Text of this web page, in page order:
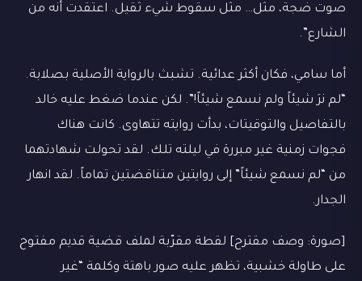
صوت ضجة، مثل… مثل سقوط شيء ثقيل. اعتقدت أنه من
الشارع”.
أما سامي، فكان أكثر عدائية. تشبث بالرواية الأصلية بصلابة.
“لم نرَ شيئاً ولم نسمع شيئاً!”. لكن عندما ضغط عليه خالد
بالتفاصيل والتوقيتات، بدأت روايته تتهاوى. كانت هناك
فجوات زمنية غير مبررة في ليلته تلك. لقد تحولت شهادتهما
من “لم نسمع شيئاً” إلى روايتين متناقضتين تماماً. لقد انهار
الجدار.
[صورة: وصف مقترح] لقطة مقرّبة لملف قضية قديم مفتوح
على طاولة خشبية، تظهر عليه صور باهتة وكلمة “غير